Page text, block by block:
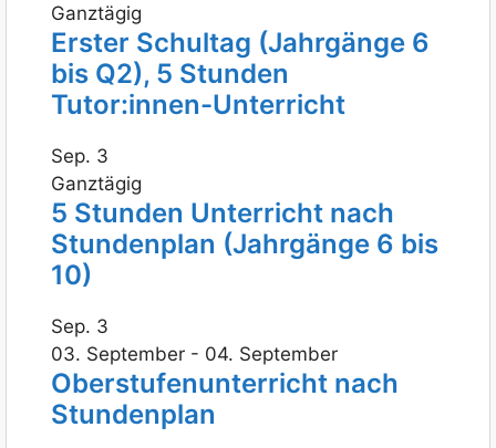
Ganztägig
Erster Schultag (Jahrgänge 6
bis Q2), 5 Stunden
Tutor:innen-Unterricht
Sep. 3
Ganztägig
5 Stunden Unterricht nach
Stundenplan (Jahrgänge 6 bis
10)
Sep. 3
03. September - 04. September
Oberstufenunterricht nach
Stundenplan